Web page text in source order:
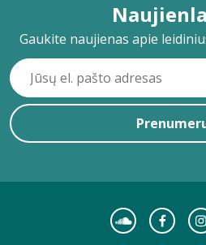
Gaukite naujienas apie